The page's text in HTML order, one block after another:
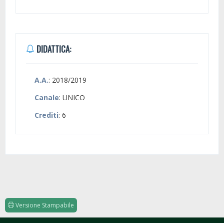
DIDATTICA:
A.A.: 2018/2019
Canale: UNICO
Crediti: 6
Versione Stampabile